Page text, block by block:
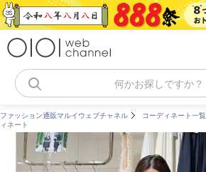
コ
ン
ッ
何かお探しですか？
ファッション通販マルイウェブチャネル コーディネート一覧
ィネート